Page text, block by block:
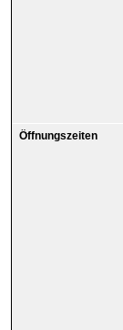
Öffnungszeiten